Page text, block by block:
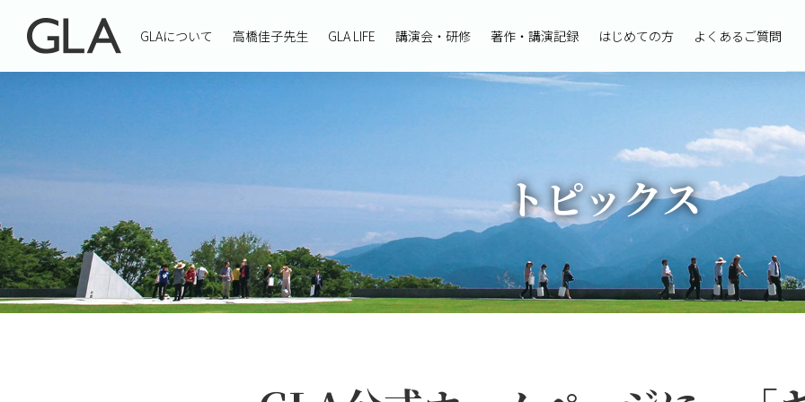
GLAについて 高橋佳子先生 GLA LIFE 講演会・研修 著作・講演記録 はじめての方 よくあるご質問
トピックス